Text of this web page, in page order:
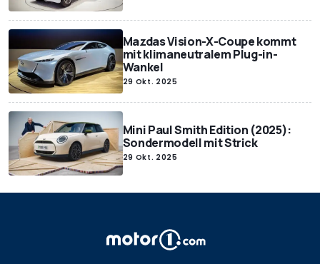
Mazdas Vision-X-Coupe kommt
mit klimaneutralem Plug-in-
Wankel
29 Okt. 2025
Mini Paul Smith Edition (2025):
Sondermodell mit Strick
29 Okt. 2025